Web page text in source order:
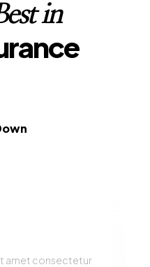
in
amet consectetur